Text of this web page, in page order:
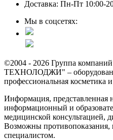
Доставка: Пн-Пт 10:00-
Мы в соцсетях:
©2004 - 2026 Группа
ТЕХНОЛОДЖИ" –
профессиональная косметика
Информация, представленная
информационный и
медицинской консультацией,
Возможны противопоказания,
специалистом.